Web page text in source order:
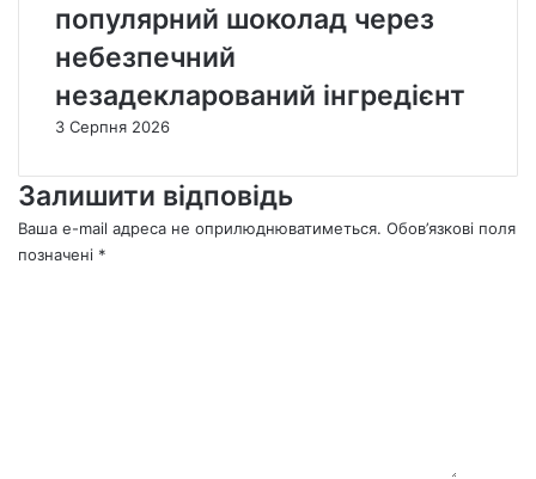
популярний шоколад через
небезпечний
незадекларований інгредієнт
3 Серпня 2026
Залишити відповідь
Ваша e-mail адреса не оприлюднюватиметься. Обов’язкові поля
позначені *